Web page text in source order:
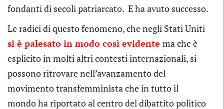
fondanti di secoli patriarcato. E ha avuto successo.
Le radici di questo fenomeno, che negli Stati Uniti
si è palesato in modo così evidente ma che è
esplicito in molti altri contesti internazionali, si
possono ritrovare nell’avanzamento del
movimento transfemminista che in tutto il
mondo ha riportato al centro del dibattito politico